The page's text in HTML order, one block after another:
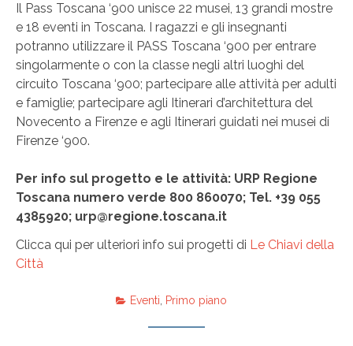
Il Pass Toscana ‘900 unisce 22 musei, 13 grandi mostre
e 18 eventi in Toscana. I ragazzi e gli insegnanti
potranno utilizzare il PASS Toscana ‘900 per entrare
singolarmente o con la classe negli altri luoghi del
circuito Toscana ‘900; partecipare alle attività per adulti
e famiglie; partecipare agli Itinerari d’architettura del
Novecento a Firenze e agli Itinerari guidati nei musei di
Firenze ‘900.
Per info sul progetto e le attività: URP Regione
Toscana numero verde 800 860070; Tel. +39 055
4385920; urp@regione.toscana.it
Clicca qui per ulteriori info sui progetti di Le Chiavi della
Città
Eventi, Primo piano